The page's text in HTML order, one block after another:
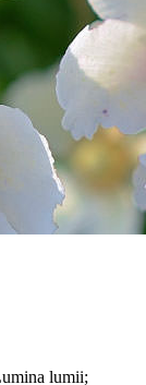
lumii;